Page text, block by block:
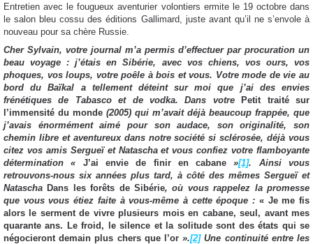
Entretien avec le fougueux aventurier volontiers ermite le 19 octobre dans
le salon bleu cossu des éditions Gallimard, juste avant qu’il ne s’envole à
nouveau pour sa chère Russie.
Cher Sylvain, votre journal m’a permis d’effectuer par procuration un
beau voyage : j’étais en Sibérie, avec vos chiens, vos ours, vos
phoques, vos loups, votre poêle à bois et vous. Votre mode de vie au
bord du Baïkal a tellement déteint sur moi que j’ai des envies
frénétiques de Tabasco et de vodka. Dans votrePetit traité sur
l’immensité du monde (2005) qui m’avait déjà beaucoup frappée, que
j’avais énormément aimé pour son audace, son originalité, son
chemin libre et aventureux dans notre société si sclérosée, déjà vous
citez vos amis Sergueï et Natascha et vous confiez votre flamboyante
détermination « J’ai envie de finir en cabane »[1]. Ainsi vous
retrouvons-nous six années plus tard, à côté des mêmes Sergueï et
NataschaDans les forêts de Sibérie, où vous rappelez la promesse
que vous vous étiez faite à vous-même à cette époque : « Je me fis
alors le serment de vivre plusieurs mois en cabane, seul, avant mes
quarante ans. Le froid, le silence et la solitude sont des états qui se
négocieront demain plus chers que l’or».[2]Une continuité entre les